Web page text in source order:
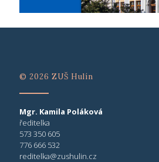
© 2026 ZUŠ Hulín
Mgr. Kamila Poláková
ředitelka
573 350 605
776 666 532
reditelka@zushulin.cz